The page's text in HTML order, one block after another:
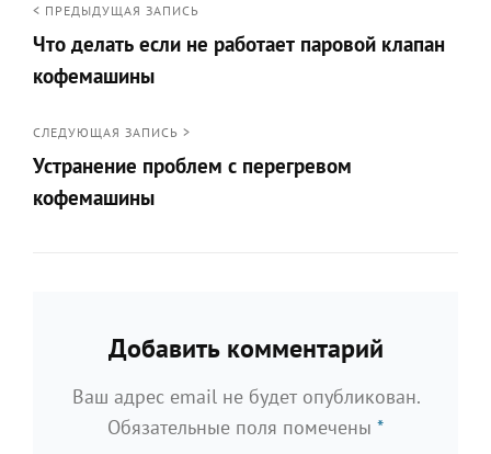
Навигация
по
< ПРЕДЫДУЩАЯ ЗАПИСЬ
Что делать если не работает паровой клапан
кофемашины
Предыдущая
запись
СЛЕДУЮЩАЯ ЗАПИСЬ >
Устранение проблем с перегревом
кофемашины
Добавить комментарий
Ваш адрес email не будет опубликован.
Обязательные поля помечены *